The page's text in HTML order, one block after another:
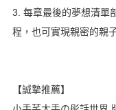
3. 每章最後的夢想清單
程，也可實現親密的親
【誠摯推薦】